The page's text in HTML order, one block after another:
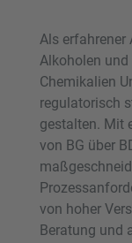
Als erfahrener
Alkoholen
Chemikalien
regulatorisch
gestalten. Mit
von BG über
von hoher
Beratung und